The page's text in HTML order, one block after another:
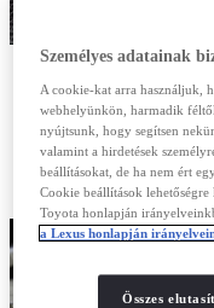
Az autót a japán
A legmodernebb
használják
Részletes minőség-
felügyelete alatt
Személyes adatainak
A cookie-kat arra használjuk,
webhelyünkön, harmadik
nyújtsunk, hogy segítsen
valamint a hirdetések
beállításokat, de ha nem ért
Cookie beállítások
Toyota honlapján
a Lexus honlapján
Összes